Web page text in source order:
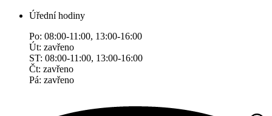
Úřední hodiny
Po: 08:00-11:00, 13:00-16:00
Út: zavřeno
ST: 08:00-11:00, 13:00-16:00
Čt: zavřeno
Pá: zavřeno